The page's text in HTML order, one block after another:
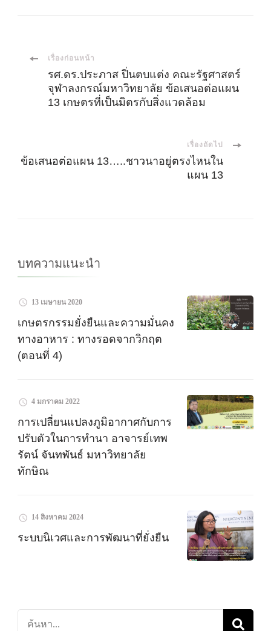
เมนู
โพส
เรื่องก่อนหน้า
รศ.ดร.ประภาส ปิ่นตบแต่ง คณะรัฐศาสตร์
จุฬาลงกรณ์มหาวิทยาลัย ข้อเสนอต่อแผน
13 เกษตรที่เป็นมิตรกับสิ่งแวดล้อม
เรื่องถัดไป
ข้อเสนอต่อแผน 13…..ชาวนาอยู่ตรงไหนใน
แผน 13
บทความแนะนำ
13 เมษายน 2020
เกษตรกรรมยั่งยืนและความมั่นคง
ทางอาหาร : ทางรอดจากวิกฤต
(ตอนที่ 4)
4 มกราคม 2022
การเปลี่ยนแปลงภูมิอากาศกับการ
ปรับตัวในการทำนา อาจารย์เทพ
รัตน์ จันทพันธ์ มหาวิทยาลัย
ทักษิณ
14 สิงหาคม 2024
ระบบนิเวศและการพัฒนาที่ยั่งยืน
ค้นหา